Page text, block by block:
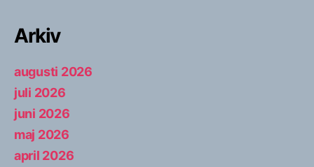
Arkiv
augusti 2026
juli 2026
juni 2026
maj 2026
april 2026